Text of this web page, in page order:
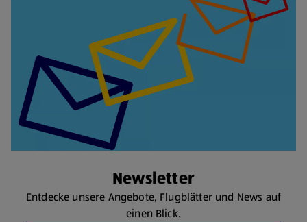
Newsletter
Entdecke unsere Angebote, Flugblätter und News auf
einen Blick.